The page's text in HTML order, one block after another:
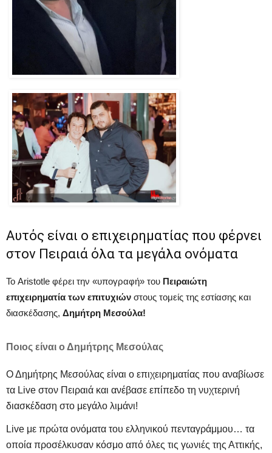
Αυτός είναι ο επιχειρηματίας που φέρνει
στον Πειραιά όλα τα μεγάλα ονόματα
Το Aristotle φέρει την «υπογραφή» του Πειραιώτη
επιχειρηματία των επιτυχιών στους τομείς της εστίασης και
διασκέδασης, Δημήτρη Μεσούλα!
Ποιος είναι ο Δημήτρης Μεσούλας
Ο Δημήτρης Μεσούλας είναι ο επιχειρηματίας που αναβίωσε
τα Live στον Πειραιά και ανέβασε επίπεδο τη νυχτερινή
διασκέδαση στο μεγάλο λιμάνι!
Live με πρώτα ονόματα του ελληνικού πενταγράμμου… τα
οποία προσέλκυσαν κόσμο από όλες τις γωνιές της Αττικής,